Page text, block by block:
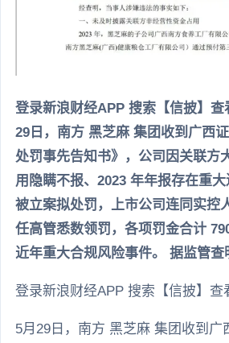
登录新浪财经APP 搜索【信披】查
29日，南方 黑芝麻 集团收到广西
处罚事先告知书》，公司因关联方
用隐瞒不报、2023 年年报存在重
被立案拟处罚，上市公司连同实控
任高管悉数领罚，各项罚金合计
近年重大合规风险事件。 据监管查
登录新浪财经APP 搜索【信披】查
5月29日，南方 黑芝麻 集团收到广